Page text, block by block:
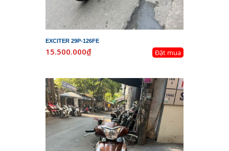
EXCITER 29P-126FE
15.500.000₫ Đặt mua